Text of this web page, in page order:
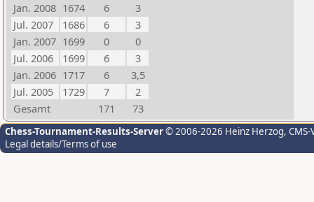
Jan. 2008 1674 6
3
Jul. 2007
1686 6
3
Jan. 2007 1699 0
0
Jul. 2006
1699 6
3
Jan. 2006 1717 6
3,5
Jul. 2005
1729 7
2
Gesamt
171 73
Chess-Tournament-Results-Server© 2006-2026 Heinz Herzog,
Legal details/Terms of use